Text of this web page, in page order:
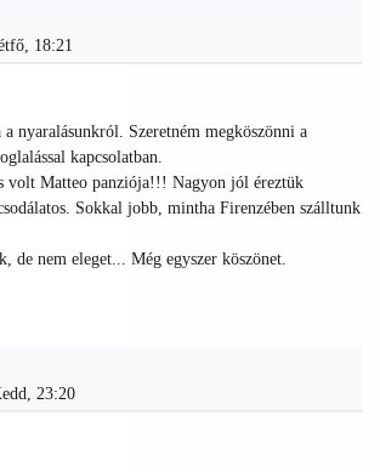
18:21
a nyaralásunkról. Szeretném megköszönni a
kapcsolatban.
volt Matteo panziója!!! Nagyon jól éreztük
Sokkal jobb, mintha Firenzében szálltunk
de nem eleget... Még egyszer köszönet.
23:20